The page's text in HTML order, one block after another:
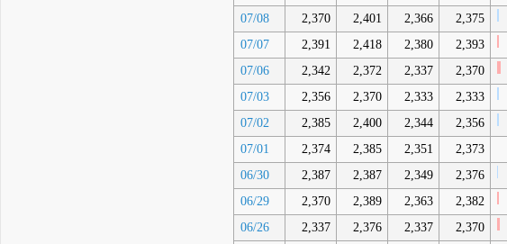
07/08
2,370 2,401 2,366 2,375
07/07
2,391 2,418 2,380 2,393
07/06
2,342 2,372 2,337 2,370
07/03
2,356 2,370 2,333 2,333
07/02
2,385 2,400 2,344 2,356
07/01
2,374 2,385 2,351 2,373
06/30
2,387 2,387 2,349 2,376
06/29
2,370 2,389 2,363 2,382
06/26
2,337 2,376 2,337 2,370